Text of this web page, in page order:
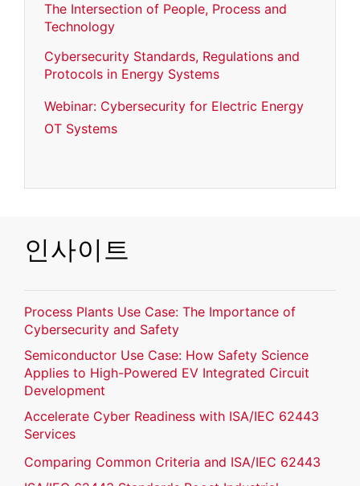
The Intersection of People, Process and
Technology
Cybersecurity Standards, Regulations and
Protocols in Energy Systems
Webinar: Cybersecurity for Electric Energy
OT Systems
인사이트
Process Plants Use Case: The Importance of
Cybersecurity and Safety
Semiconductor Use Case: How Safety Science
Applies to High-Powered EV Integrated Circuit
Development
Accelerate Cyber Readiness with ISA/IEC 62443
Services
Comparing Common Criteria and ISA/IEC 62443